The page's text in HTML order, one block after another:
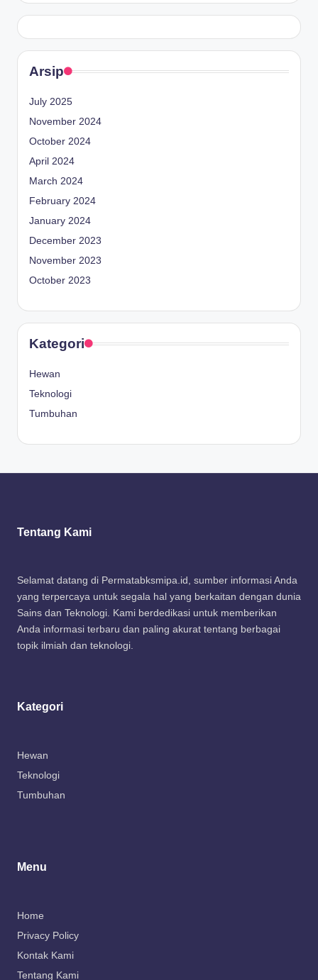
Arsip
July 2025
November 2024
October 2024
April 2024
March 2024
February 2024
January 2024
December 2023
November 2023
October 2023
Kategori
Hewan
Teknologi
Tumbuhan
Tentang Kami
Selamat datang di Permatabksmipa.id, sumber informasi Anda
yang terpercaya untuk segala hal yang berkaitan dengan dunia
Sains dan Teknologi. Kami berdedikasi untuk memberikan
Anda informasi terbaru dan paling akurat tentang berbagai
topik ilmiah dan teknologi.
Kategori
Hewan
Teknologi
Tumbuhan
Menu
Home
Privacy Policy
Kontak Kami
Tentang Kami